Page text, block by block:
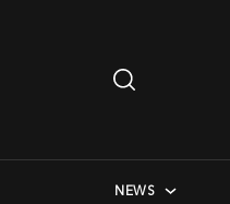
…
NEWS